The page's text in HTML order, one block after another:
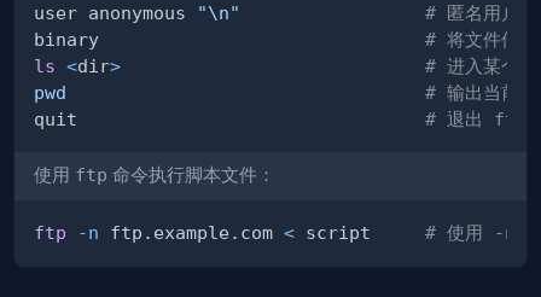
user anonymous "\n"
# 匿名用户
binary # 将文件传输
ls <dir>
# 进入某个目
pwd
# 输出当前路
quit # 退出 ftp
使用 ftp 命令执行脚本文件：
ftp -n ftp.example.com < script # 使用 -n 选